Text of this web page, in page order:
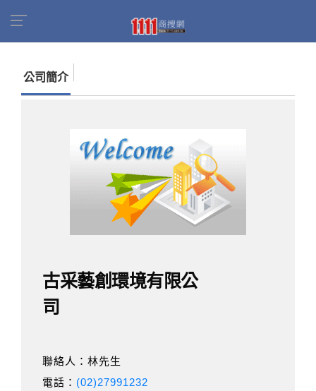
公司簡介
古采藝創環境有限公
司
聯絡人：林先生
電話： (02)27991232